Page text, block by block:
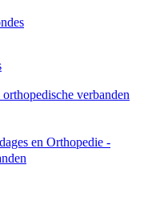
verbanden
en Orthopedie -